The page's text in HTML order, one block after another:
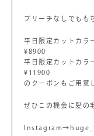
ブリーチなしでもも
平日限定カットカラ
¥8900
平日限定カットカラ
¥11900
のクーポンもご用意
ぜひこの機会に髪の